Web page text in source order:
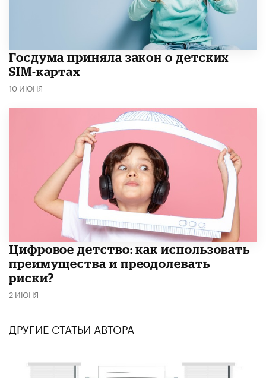
Госдума приняла закон о детских
SIM-картах
10 ИЮНЯ
​Цифровое детство: как использовать
преимущества и преодолевать
риски?
2 ИЮНЯ
ДРУГИЕ СТАТЬИ АВТОРА